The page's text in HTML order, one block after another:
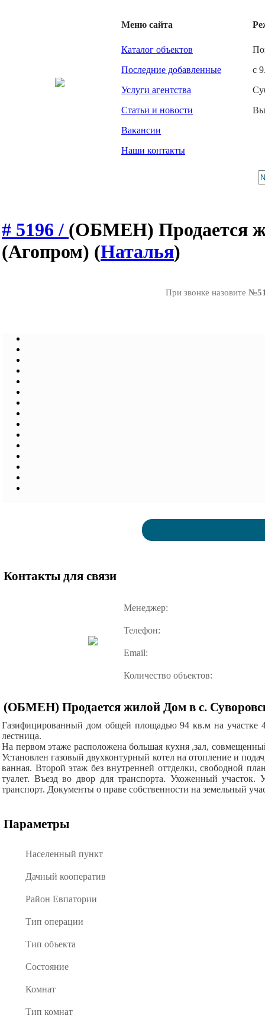
Меню сайта
Каталог объектов
Последние добавленные
Услуги агентства
Статьи и новости
Вакансии
Наши контакты
с
# 5196 / (ОБМЕН) Продается
(Агопром) (Наталья)
При звонке назовите
Контакты для связи
Менеджер:
Телефон:
Email:
Количество объектов:
(ОБМЕН) Продается жилой Дом в с.
Газифицированный дом общей площадью 94 кв.м на участке
лестница.
На первом этаже расположена большая кухня ,зал,
Установлен газовый двухконтурный котел на отопление и
ванная. Второй этаж без внутренней оттделки, свободной
туалет. Въезд во двор для транспорта. Ухоженный
транспорт. Документы о праве собственности на земельный
Параметры
Населенный пункт
Дачный кооператив
Район Евпатории
Тип операции
Тип объекта
Состояние
Комнат
Тип комнат